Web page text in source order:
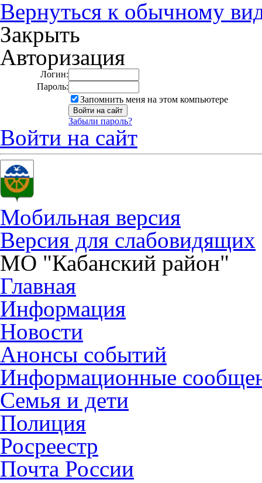
Вернуться к обычному
Закрыть
Авторизация
Логин:
Пароль:
Запомнить меня на этом компьютере
Забыли пароль?
Войти на сайт
Мобильная версия
Версия для слабовидящих
МО "Кабанский район"
Главная
Информация
Новости
Анонсы событий
Информационные
Семья и дети
Полиция
Росреестр
Почта России